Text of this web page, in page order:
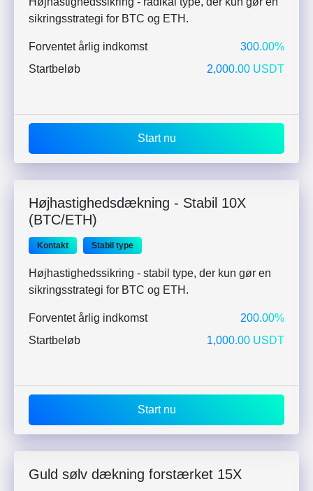
sikringsstrategi for BTC og ETH.
Forventet årlig indkomst
300.00%
Startbeløb
2,000.00 USDT
Start nu
Højhastighedsdækning - Stabil 10X
(BTC/ETH)
Kontakt Stabil type
Højhastighedssikring - stabil type, der kun gør en
sikringsstrategi for BTC og ETH.
Forventet årlig indkomst
200.00%
Startbeløb
1,000.00 USDT
Start nu
Guld sølv dækning forstærket 15X